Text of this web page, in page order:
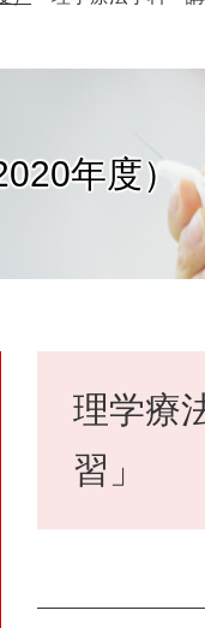
年度）
理学療
習」